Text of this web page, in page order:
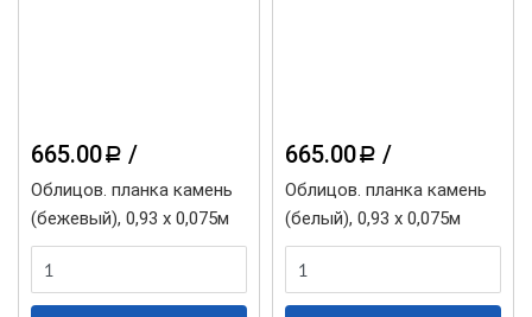
665.00 a /
Облицов. планка камень
(бежевый), 0,93 х 0,075м
665.00 a /
Облицов. планка камень
(белый), 0,93 х 0,075м